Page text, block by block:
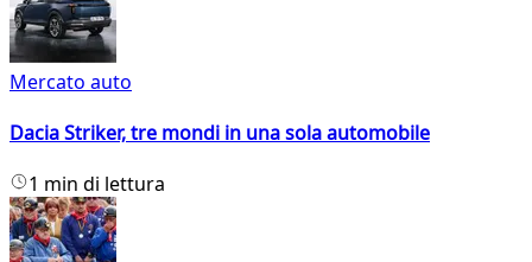
Mercato auto
Dacia Striker, tre mondi in una sola automobile
1 min di lettura